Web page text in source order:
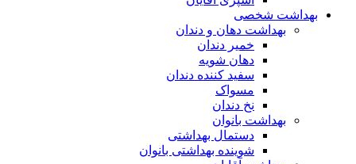
بهداشت شخصی
بهداشت دهان و دندان
خمیر دندان
دهان شویه
سفید کننده دندان
مسواک
نخ دندان
بهداشت بانوان
دستمال بهداشتی
شوینده بهداشتی بانوان